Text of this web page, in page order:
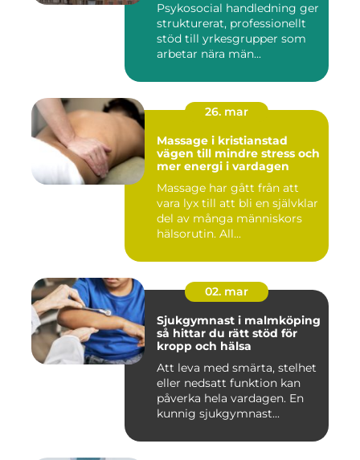
Psykosocial handledning ger
strukturerat, professionellt
stöd till yrkesgrupper som
arbetar nära män...
26. mar
Massage i kristianstad
vägen till mindre stress och
mer energi i vardagen
Massage har gått från att
vara lyx till att bli en självklar
del av många människors
hälsorutin. All...
02. mar
Sjukgymnast i malmköping
så hittar du rätt stöd för
kropp och hälsa
Att leva med smärta, stelhet
eller nedsatt funktion kan
påverka hela vardagen. En
kunnig sjukgymnast...